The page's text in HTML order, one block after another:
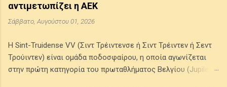
αντιμετωπίζει η ΑΕΚ
Σάββατο, Αυγούστου 01, 2026
Η Sint-Truidense VV (Σιντ Τρέιντενσε ή Σιντ Τρέιντεν ή Σεντ
Τρούιντεν) είναι ομάδα ποδοσφαίρου, η οποία αγωνίζεται
στην πρώτη κατηγορία του πρωταθλήματος Βελγίου (Jupiler